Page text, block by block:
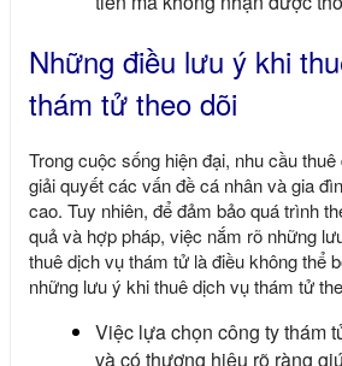
Những điều lưu ý khi
thám tử theo dõi
Trong cuộc sống hiện đại, nhu cầu
giải quyết các vấn đề cá nhân và gia
cao. Tuy nhiên, để đảm bảo quá trình
quả và hợp pháp, việc nắm rõ những
thuê dịch vụ thám tử là điều không thể
những lưu ý khi thuê dịch vụ thám tử
Việc lựa chọn công ty thám
và có thương hiệu rõ ràng